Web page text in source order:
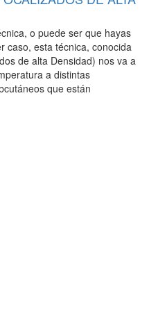
o puede ser que hayas
caso, esta técnica, conocida
de alta Densidad) nos va a
a distintas
que están